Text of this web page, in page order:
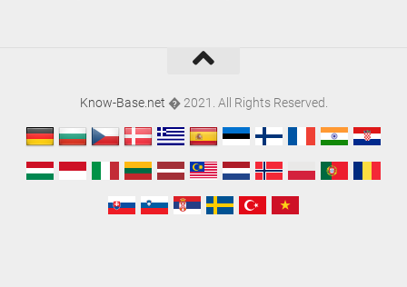
Know-Base.net � 2021. All Rights Reserved.